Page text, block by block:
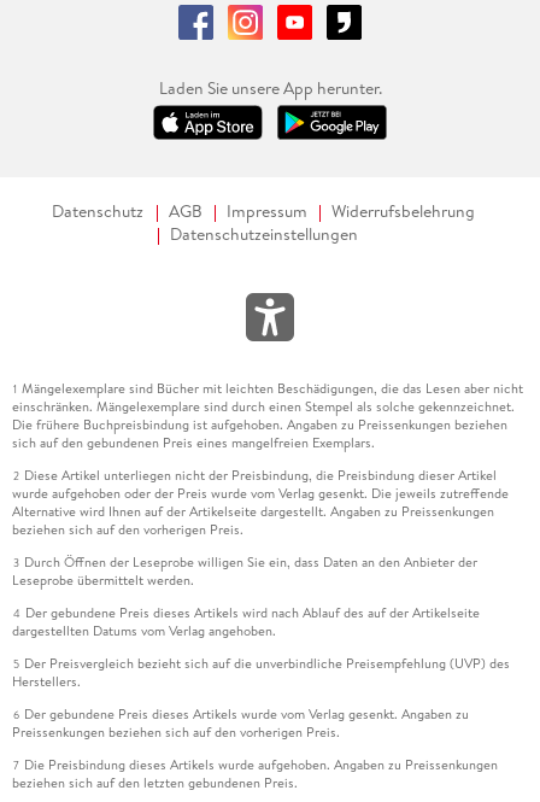
Laden Sie unsere App herunter.
Datenschutz AGB Impressum
Widerrufsbelehrung
Datenschutzeinstellungen
1 Mängelexemplare sind Bücher mit leichten Beschädigungen, die das Lesen aber nicht
einschränken. Mängelexemplare sind durch einen Stempel als solche gekennzeichnet.
Die frühere Buchpreisbindung ist aufgehoben. Angaben zu Preissenkungen beziehen
sich auf den gebundenen Preis eines mangelfreien Exemplars.
2 Diese Artikel unterliegen nicht der Preisbindung, die Preisbindung dieser Artikel
wurde aufgehoben oder der Preis wurde vom Verlag gesenkt. Die jeweils zutreffende
Alternative wird Ihnen auf der Artikelseite dargestellt. Angaben zu Preissenkungen
beziehen sich auf den vorherigen Preis.
3 Durch Öffnen der Leseprobe willigen Sie ein, dass Daten an den Anbieter der
Leseprobe übermittelt werden.
4 Der gebundene Preis dieses Artikels wird nach Ablauf des auf der Artikelseite
dargestellten Datums vom Verlag angehoben.
5 Der Preisvergleich bezieht sich auf die unverbindliche Preisempfehlung (UVP) des
Herstellers.
6 Der gebundene Preis dieses Artikels wurde vom Verlag gesenkt. Angaben zu
Preissenkungen beziehen sich auf den vorherigen Preis.
7 Die Preisbindung dieses Artikels wurde aufgehoben. Angaben zu Preissenkungen
beziehen sich auf den letzten gebundenen Preis.